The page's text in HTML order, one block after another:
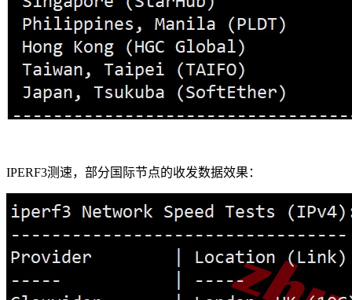
IPERF3测速，部分国际节点的收发数据效果：